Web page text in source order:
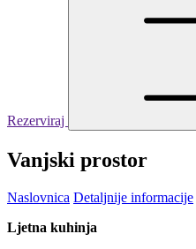
Rezerviraj
Vanjski prostor
Naslovnica Detaljnije informacije
Ljetna kuhinja